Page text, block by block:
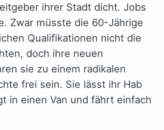
ihrer Stadt dicht. Jobs
Zwar müsste die 60-Jährige
Qualifikationen nicht die
doch ihre neuen
sie zu einem radikalen
frei sein. Sie lässt ihr Hab
in einen Van und fährt einfach